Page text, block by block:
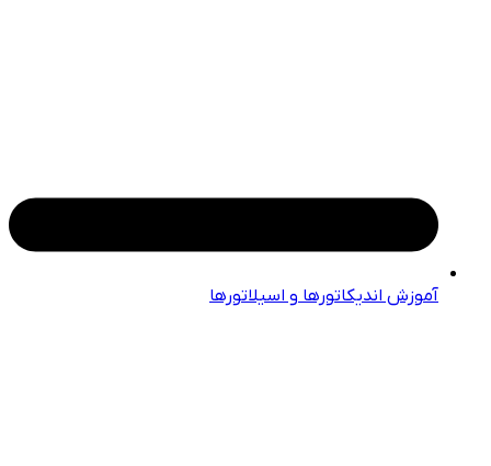
آموزش اندیکاتورها و اسیلاتورها